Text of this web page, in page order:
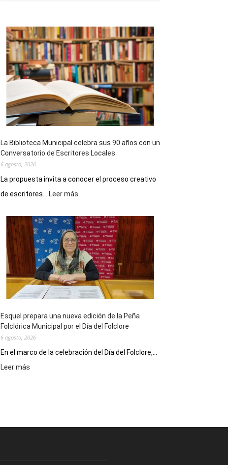
La Biblioteca Municipal celebra sus 90 años con un
Conversatorio de Escritores Locales
6 agosto, 2026
La propuesta invita a conocer el proceso creativo
de escritores...
Leer más
Municipal
celebra
sus
90
años
con
un
Conversatorio
Escritores
Locales
Esquel prepara una nueva edición de la Peña
Folclórica Municipal por el Día del Folclore
6 agosto, 2026
En el marco de la celebración del Día del Folclore,...
Leer más
de